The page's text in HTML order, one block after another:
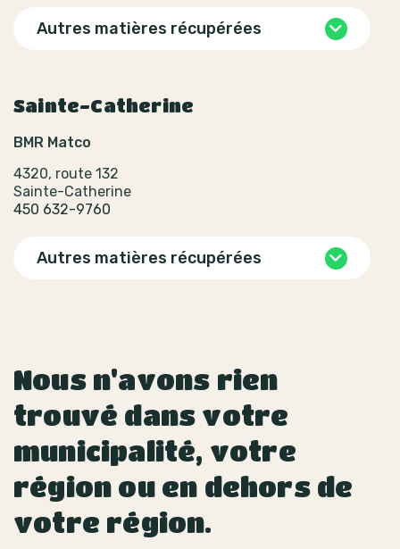
Autres matières récupérées
Sainte-Catherine
BMR Matco
4320, route 132
Sainte-Catherine
450 632-9760
Autres matières récupérées
Nous n'avons rien
trouvé dans votre
municipalité, votre
région ou en dehors de
votre région.